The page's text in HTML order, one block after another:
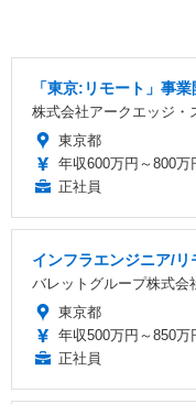
「東京:リモート」事業
株式会社アークエッジ・
東京都
年収600万円～800万
正社員
インフラエンジニア/
バレットグループ株式会
東京都
年収500万円～850万
正社員